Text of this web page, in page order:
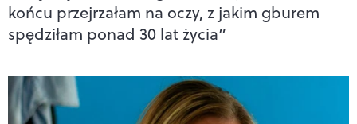
końcu przejrzałam na oczy, z jakim gburem
spędziłam ponad 30 lat życia”